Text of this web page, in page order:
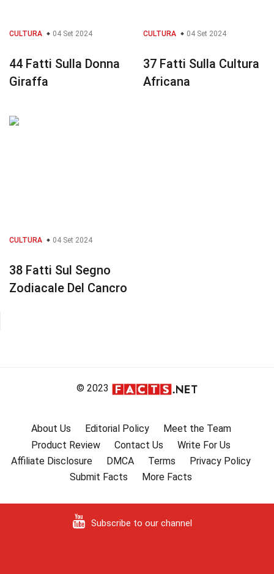
CULTURA 04 Set 2024
44 Fatti Sulla Donna
Giraffa
CULTURA 04 Set 2024
37 Fatti Sulla Cultura
Africana
CULTURA 04 Set 2024
38 Fatti Sul Segno
Zodiacale Del Cancro
© 2023
About Us Editorial Policy
Meet the Team
Product Review
Contact Us
Write For Us
Affiliate Disclosure
DMCA Terms
Privacy Policy
Submit Facts
More Facts
Subscribe to our channel